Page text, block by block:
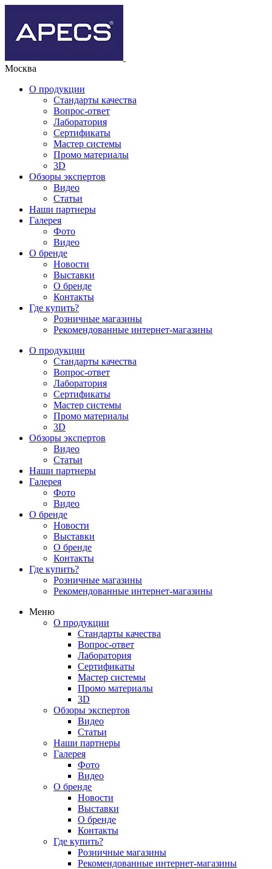
Москва
О продукции
Стандарты качества
Вопрос-ответ
Лаборатория
Сертификаты
Мастер системы
Промо материалы
3D
Обзоры экспертов
Видео
Статьи
Наши партнеры
Галерея
Фото
Видео
О бренде
Новости
Выставки
О бренде
Контакты
Где купить?
Розничные магазины
Рекомендованные интернет-магазины
О продукции
Стандарты качества
Вопрос-ответ
Лаборатория
Сертификаты
Мастер системы
Промо материалы
3D
Обзоры экспертов
Видео
Статьи
Наши партнеры
Галерея
Фото
Видео
О бренде
Новости
Выставки
О бренде
Контакты
Где купить?
Розничные магазины
Рекомендованные интернет-магазины
Меню
О продукции
Стандарты качества
Вопрос-ответ
Лаборатория
Сертификаты
Мастер системы
Промо материалы
3D
Обзоры экспертов
Видео
Статьи
Наши партнеры
Галерея
Фото
Видео
О бренде
Новости
Выставки
О бренде
Контакты
Где купить?
Розничные магазины
Рекомендованные интернет-магазины